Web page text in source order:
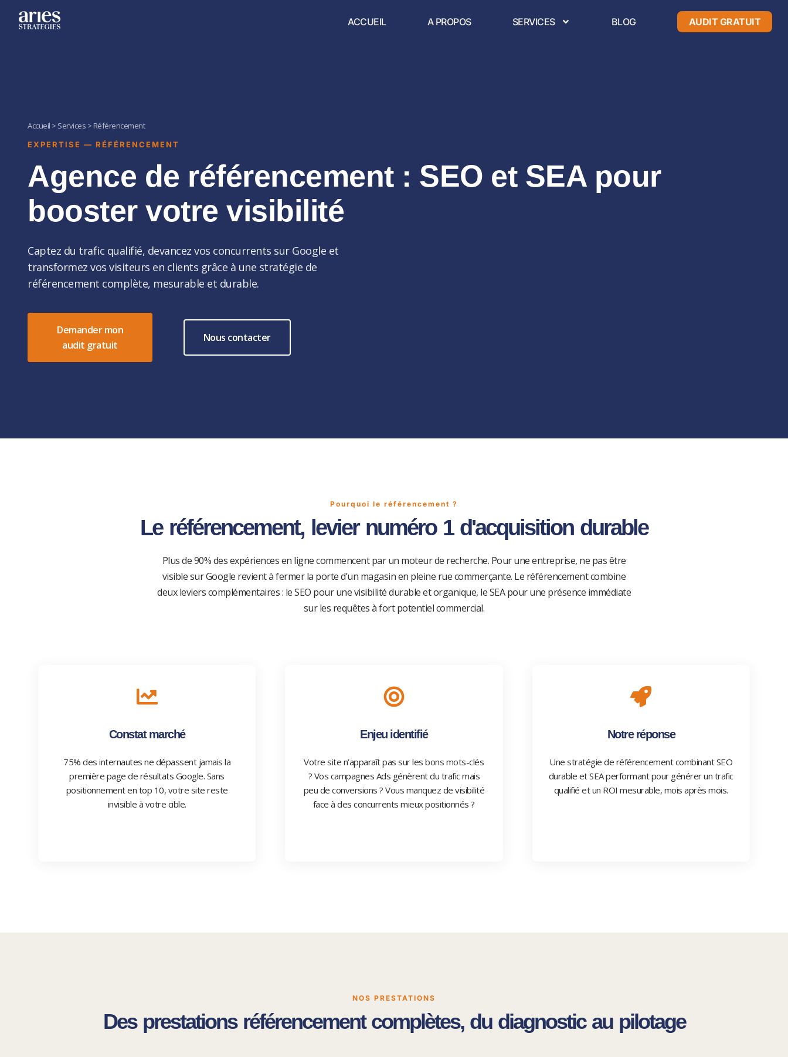
ACCUEIL A PROPOS SERVICES BLOG AUDIT GRATUIT
Accueil > Services > Référencement
EXPERTISE — RÉFÉRENCEMENT
Agence de référencement : SEO et SEA pour
booster votre visibilité
Captez du trafic qualifié, devancez vos concurrents sur Google et
transformez vos visiteurs en clients grâce à une stratégie de
référencement complète, mesurable et durable.
Demander mon
audit gratuit
Nous contacter
Pourquoi le référencement ?
Le référencement, levier numéro 1 d'acquisition durable
Plus de 90% des expériences en ligne commencent par un moteur de recherche. Pour une entreprise, ne pas être
visible sur Google revient à fermer la porte d’un magasin en pleine rue commerçante. Le référencement combine
deux leviers complémentaires : le SEO pour une visibilité durable et organique, le SEA pour une présence immédiate
sur les requêtes à fort potentiel commercial.
Constat marché
75% des internautes ne dépassent jamais la
première page de résultats Google. Sans
positionnement en top 10, votre site reste
invisible à votre cible.
Enjeu identifié
Votre site n’apparaît pas sur les bons mots-clés
? Vos campagnes Ads génèrent du trafic mais
peu de conversions ? Vous manquez de visibilité
face à des concurrents mieux positionnés ?
Notre réponse
Une stratégie de référencement combinant SEO
durable et SEA performant pour générer un trafic
qualifié et un ROI mesurable, mois après mois.
NOS PRESTATIONS
Des prestations référencement complètes, du diagnostic au pilotage